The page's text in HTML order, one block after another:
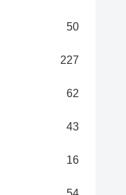
50
227
62
43
16